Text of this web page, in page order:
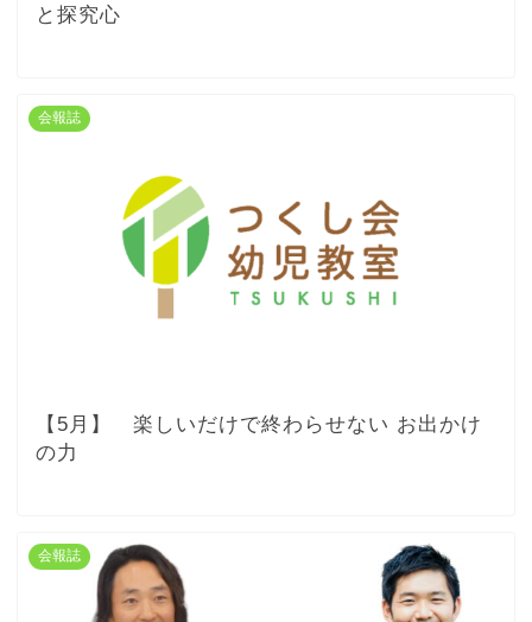
と探究心
会報誌
【5月】 楽しいだけで終わらせない お出かけ
の力
会報誌